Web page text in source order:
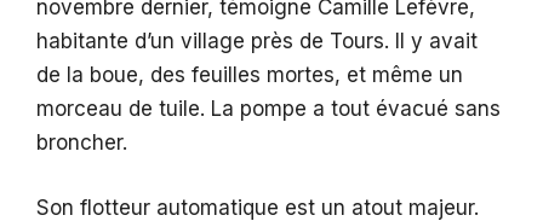
novembre dernier, témoigne Camille Lefèvre,
habitante d’un village près de Tours. Il y avait
de la boue, des feuilles mortes, et même un
morceau de tuile. La pompe a tout évacué sans
broncher.
Son flotteur automatique est un atout majeur.